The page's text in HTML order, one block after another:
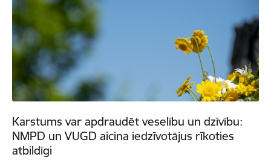
Karstums var apdraudēt veselību un dzīvību:
NMPD un VUGD aicina iedzīvotājus rīkoties
atbildīgi